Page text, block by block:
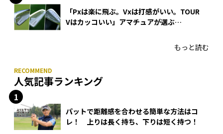
「Pxは楽に飛ぶ。Vxは打感がいい。TOUR
Vはカッコいい」アマチュアが選ぶ
もっと読む
人気記事ランキング
パットで距離感を合わせる簡単な方法はコ
レ！ 上りは長く持ち、下りは短く持つ！